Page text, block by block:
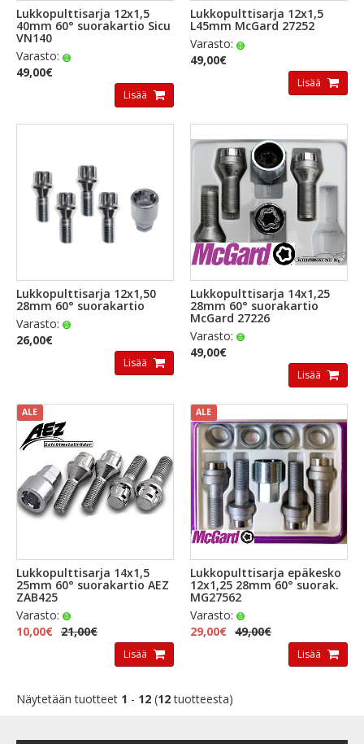
Lukkopulttisarja 12x1,5
40mm 60° suorakartio Sicu
VN140
Varasto:
49,00€
Lisää
Lukkopulttisarja 12x1,5
L45mm McGard 27252
Varasto:
49,00€
Lisää
Lukkopulttisarja 12x1,50
28mm 60° suorakartio
Varasto:
26,00€
Lisää
Lukkopulttisarja 14x1,25
28mm 60° suorakartio
McGard 27226
Varasto:
49,00€
Lisää
ALE
Lukkopulttisarja 14x1,5
25mm 60° suorakartio AEZ
ZAB425
Varasto:
10,00€ 21,00€
Lisää
ALE
Lukkopulttisarja epäkesko
12x1,25 28mm 60° suorak.
MG27562
Varasto:
29,00€ 49,00€
Lisää
Näytetään tuotteet 1 - 12 (12tuotteesta)